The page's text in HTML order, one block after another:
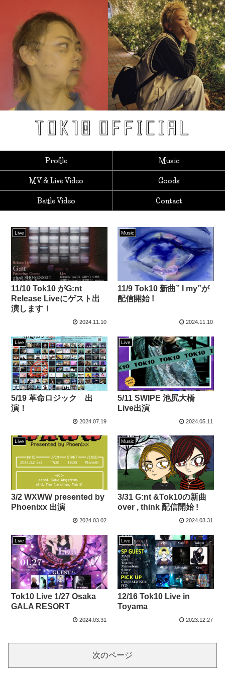
Profile Music
MV & Live Video Goods
Battle Video Contact
Live
11/10 Tok10 がG:nt
Release Liveにゲスト出
演します！
2024.11.10
Music
11/9 Tok10 新曲” I my”が
配信開始 !
2024.11.10
Live
5/19 革命ロジック 出
演！
2024.07.19
Live
5/11 SWIPE 池尻大橋
Live出演
2024.05.11
Live
3/2 WXWW presented by
Phoenixx 出演
2024.03.02
Music
3/31 G:nt &Tok10の新曲
over , think 配信開始 !
2024.03.31
Live
Tok10 Live 1/27 Osaka
GALA RESORT
2024.03.31
Live
12/16 Tok10 Live in
Toyama
2023.12.27
次のページ